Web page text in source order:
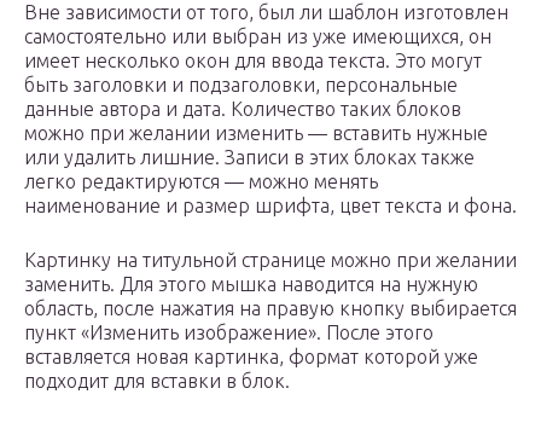
Вне зависимости от того, был ли шаблон изготовлен
самостоятельно или выбран из уже имеющихся, он
имеет несколько окон для ввода текста. Это могут
быть заголовки и подзаголовки, персональные
данные автора и дата. Количество таких блоков
можно при желании изменить — вставить нужные
или удалить лишние. Записи в этих блоках также
легко редактируются — можно менять
наименование и размер шрифта, цвет текста и фона.
Картинку на титульной странице можно при желании
заменить. Для этого мышка наводится на нужную
область, после нажатия на правую кнопку выбирается
пункт «Изменить изображение». После этого
вставляется новая картинка, формат которой уже
подходит для вставки в блок.